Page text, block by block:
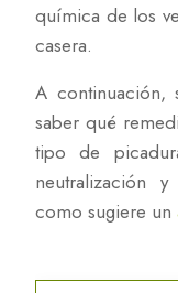
química de los
casera.
A continuación,
saber qué
tipo de
neutralización
como sugiere un